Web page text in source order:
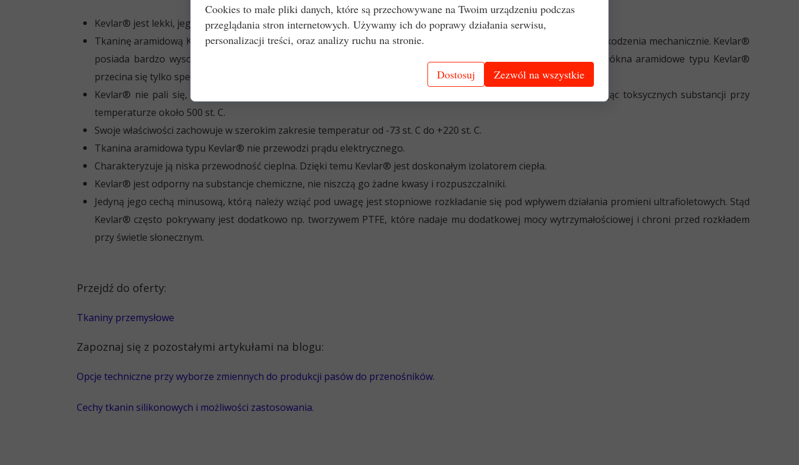
Kevlar® jest lekki, jego gęstość wynosi 1,44 g/cm3 – jest pięć razy lżejszy od stali.
Tkaninę aramidową Kevlar® trudno zniszczyć. Jest ona bardzo odporna na zużycie eksploatacyjne, przecięcia i uszkodzenia mechanicznie. Kevlar®
posiada bardzo wysoką odporność na różnego rodzaju uszkodzenia typu rozdarcia, rozciągnięcie, przebicia. Włókna aramidowe typu Kevlar®
przecina się tylko specjalnymi nożycami.
Kevlar® nie pali się, nie topi się i nie kapie przy kontakcie z ogniem. Natomiast ulega rozkładowi nie wydzielając toksycznych substancji przy
temperaturze około 500 st. C.
Swoje właściwości zachowuje w szerokim zakresie temperatur od -73 st. C do +220 st. C.
Tkanina aramidowa typu Kevlar® nie przewodzi prądu elektrycznego.
Charakteryzuje ją niska przewodność cieplna. Dzięki temu Kevlar® jest doskonałym izolatorem ciepła.
Kevlar® jest odporny na substancje chemiczne, nie niszczą go żadne kwasy i rozpuszczalniki.
Jedyną jego cechą minusową, którą należy wziąć pod uwagę jest stopniowe rozkładanie się pod wpływem działania promieni ultrafioletowych. Stąd
Kevlar® często pokrywany jest dodatkowo np. tworzywem PTFE, które nadaje mu dodatkowej mocy wytrzymałościowej i chroni przed rozkładem
przy świetle słonecznym.
Przejdź do oferty:
Tkaniny przemysłowe
Zapoznaj się z pozostałymi artykułami na blogu:
Opcje techniczne przy wyborze zmiennych do produkcji pasów do przenośników.
Cechy tkanin silikonowych i możliwości zastosowania.
Cookies to małe pliki danych, które są przechowywane na Twoim urządzeniu podczas
przeglądania stron internetowych. Używamy ich do poprawy działania serwisu,
personalizacji treści, oraz analizy ruchu na stronie.
Dostosuj Zezwól na wszystkie